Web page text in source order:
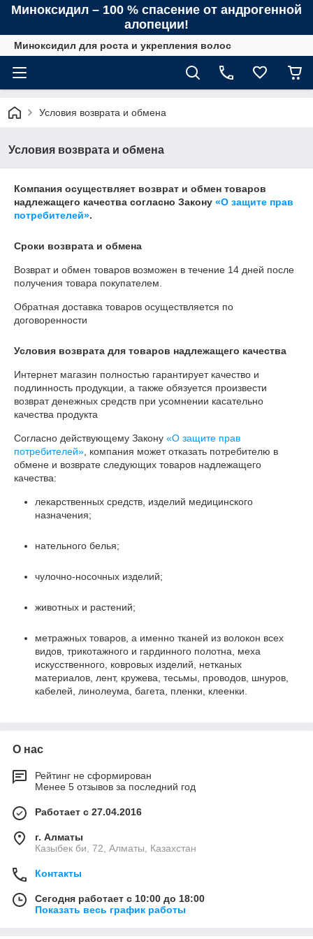
Миноксидил – 100 % спасение от андрогенной
алопеции!
Миноксидил для роста и укрепления волос
Условия возврата и обмена
Условия возврата и обмена
Компания осуществляет возврат и обмен товаров
надлежащего качества согласно Закону «О защите прав
потребителей».
Сроки возврата и обмена
Возврат и обмен товаров возможен в течение 14 дней после
получения товара покупателем.
Обратная доставка товаров осуществляется по
договоренности
Условия возврата для товаров надлежащего качества
Интернет магазин полностью гарантирует качество и
подлинность продукции, а также обязуется произвести
возврат денежных средств при усомнении касательно
качества продукта
Согласно действующему Закону «О защите прав
потребителей» , компания может отказать потребителю в
обмене и возврате следующих товаров надлежащего
качества:
лекарственных средств, изделий медицинского
назначения;
нательного белья;
чулочно-носочных изделий;
животных и растений;
метражных товаров, а именно тканей из волокон всех
видов, трикотажного и гардинного полотна, меха
искусственного, ковровых изделий, нетканых
материалов, лент, кружева, тесьмы, проводов, шнуров,
кабелей, линолеума, багета, пленки, клеенки.
О нас
Рейтинг не сформирован
Менее 5 отзывов за последний год
Работает с 27.04.2016
г. Алматы
Казыбек би, 72, Алматы, Казахстан
Контакты
Сегодня работает с 10:00 до 18:00
Показать весь график работы